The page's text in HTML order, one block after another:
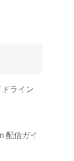
ドライン
配信ガイ